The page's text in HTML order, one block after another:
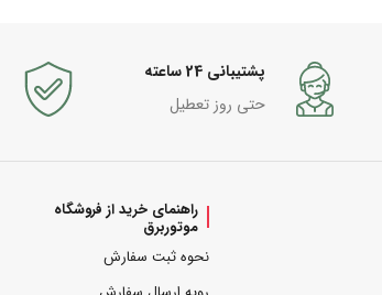
پشتیبانی 24 ساعته
حتی روز تعطیل
راهنمای خرید از فروشگاه
موتوربرق
نحوه ثبت سفارش